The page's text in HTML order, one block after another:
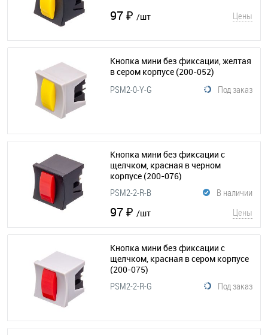
97 ₽ /шт Цены
Кнопка мини без фиксации, желтая
в сером корпусе (200-052)
Под заказ
PSM2-0-Y-G
Кнопка мини без фиксации с
щелчком, красная в черном
корпусе (200-076)
В наличии
PSM2-2-R-B
97 ₽ /шт Цены
Кнопка мини без фиксации с
щелчком, красная в сером корпусе
(200-075)
Под заказ
PSM2-2-R-G